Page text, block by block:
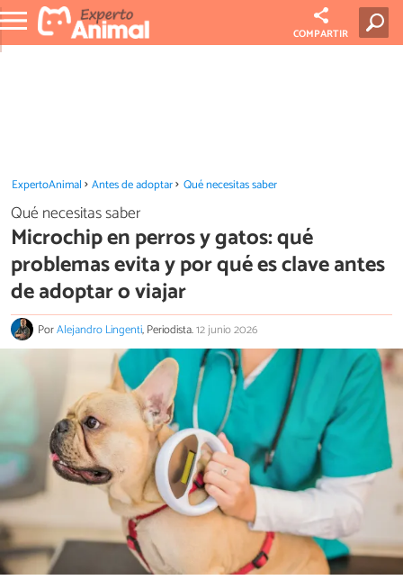
COMPARTIR
ExpertoAnimal Antes de adoptar Qué necesitas saber
Qué necesitas saber
Microchip en perros y gatos: qué
problemas evita y por qué es clave antes
de adoptar o viajar
PorAlejandro Lingenti, Periodista.12 junio 2026